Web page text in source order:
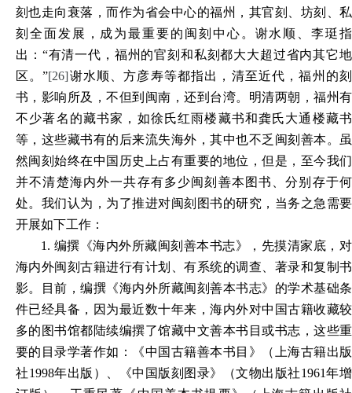
刻也走向衰落，而作为省会中心的福州，其官刻、坊刻、私
刻全面发展，成为最重要的闽刻中心。谢水顺、李珽指
出：“有清一代，福州的官刻和私刻都大大超过省内其它地
区。”[26]谢水顺、方彦寿等都指出，清至近代，福州的刻
书，影响所及，不但到闽南，还到台湾。明清两朝，福州有
不少著名的藏书家，如徐氏红雨楼藏书和龚氏大通楼藏书
等，这些藏书有的后来流失海外，其中也不乏闽刻善本。虽
然闽刻始终在中国历史上占有重要的地位，但是，至今我们
并不清楚海内外一共存有多少闽刻善本图书、分别存于何
处。我们认为，为了推进对闽刻图书的研究，当务之急需要
开展如下工作：
1. 编撰《海内外所藏闽刻善本书志》，先摸清家底，对
海内外闽刻古籍进行有计划、有系统的调查、著录和复制书
影。目前，编撰《海内外所藏闽刻善本书志》的学术基础条
件已经具备，因为最近数十年来，海内外对中国古籍收藏较
多的图书馆都陆续编撰了馆藏中文善本书目或书志，这些重
要的目录学著作如：《中国古籍善本书目》（上海古籍出版
社1998年出版）、《中国版刻图录》（文物出版社1961年增